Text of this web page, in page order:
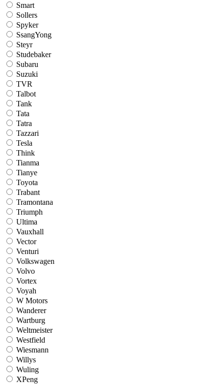
Smart
Sollers
Spyker
SsangYong
Steyr
Studebaker
Subaru
Suzuki
TVR
Talbot
Tank
Tata
Tatra
Tazzari
Tesla
Think
Tianma
Tianye
Toyota
Trabant
Tramontana
Triumph
Ultima
Vauxhall
Vector
Venturi
Volkswagen
Volvo
Vortex
Voyah
W Motors
Wanderer
Wartburg
Weltmeister
Westfield
Wiesmann
Willys
Wuling
XPeng